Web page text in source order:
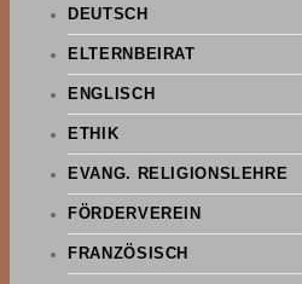
DEUTSCH
ELTERNBEIRAT
ENGLISCH
ETHIK
EVANG. RELIGIONSLEHRE
FÖRDERVEREIN
FRANZÖSISCH